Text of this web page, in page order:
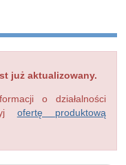
już aktualizowany.
o działalności
ofertę produktową